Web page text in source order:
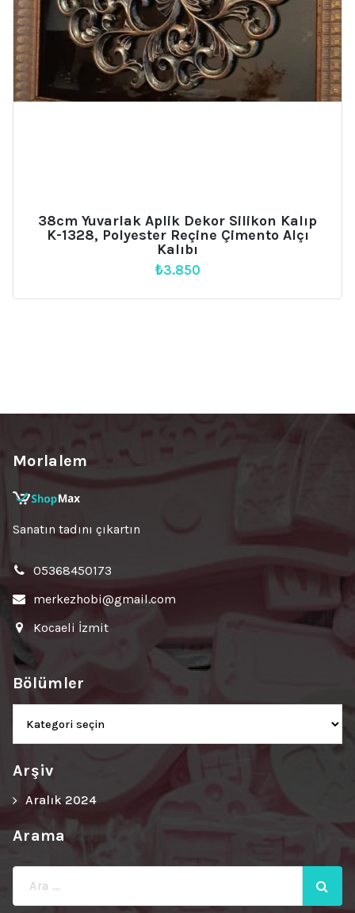
38cm Yuvarlak Aplik Dekor Silikon Kalıp
K-1328, Polyester Reçine Çimento Alçı
Kalıbı
₺3.850
Morlalem
Sanatın tadını çıkartın
05368450173
merkezhobi@gmail.com
Kocaeli İzmit
Bölümler
Bölümler
Arşiv
Aralık 2024
Arama
Ara: